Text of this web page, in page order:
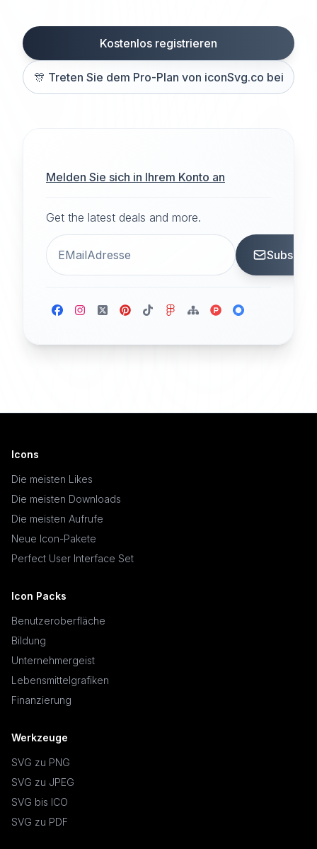
Kostenlos registrieren
🎊 Treten Sie dem Pro-Plan von iconSvg.co bei
Melden Sie sich in Ihrem Konto an
Get the latest deals and more.
Icons
Die meisten Likes
Die meisten Downloads
Die meisten Aufrufe
Neue Icon-Pakete
Perfect User Interface Set
Icon Packs
Benutzeroberfläche
Bildung
Unternehmergeist
Lebensmittelgrafiken
Finanzierung
Werkzeuge
SVG zu PNG
SVG zu JPEG
SVG bis ICO
SVG zu PDF